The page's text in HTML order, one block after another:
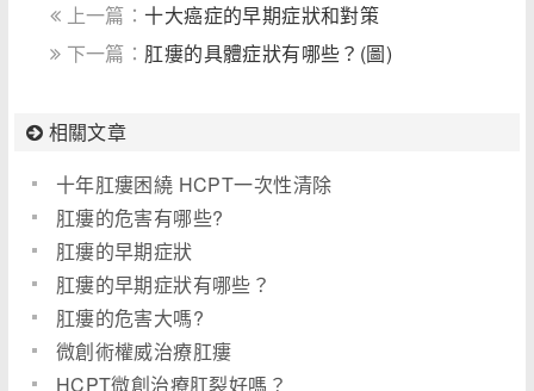
上一篇：十大癌症的早期症狀和對策
下一篇： 肛瘻的具體症狀有哪些？(圖)
相關文章
十年肛瘻困繞 HCPT一次性清除
肛瘻的危害有哪些?
肛瘻的早期症狀
肛瘻的早期症狀有哪些？
肛瘻的危害大嗎?
微創術權威治療肛瘻
HCPT微創治療肛裂好嗎？